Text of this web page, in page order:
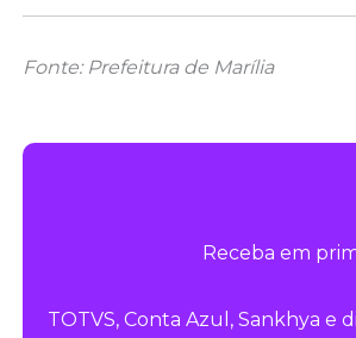
Fonte: Prefeitura de Marília
Receba em
TOTVS, Conta Azul, Sankhya e